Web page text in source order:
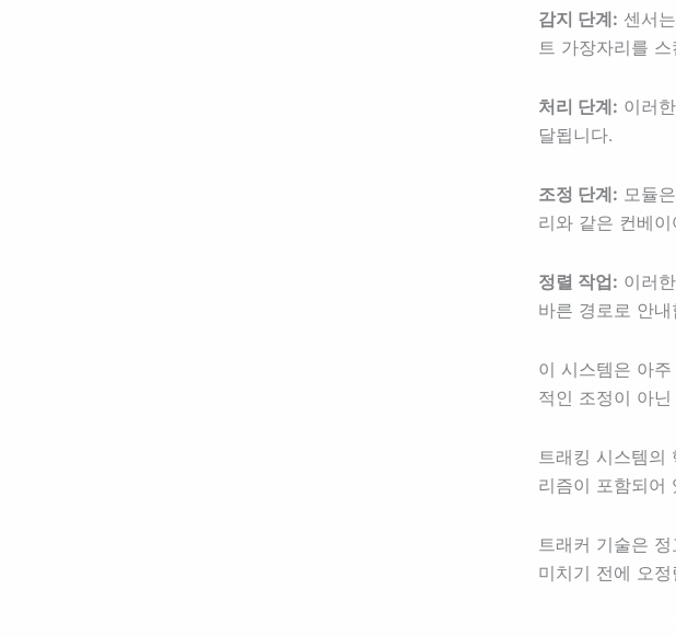
감지 단계: 센서
트 가장자리를
처리 단계: 이러
달됩니다.
조정 단계: 모듈
리와 같은 컨베
정렬 작업: 이러
바른 경로로 안내
이 시스템은 아
적인 조정이 아
트래킹 시스템의
리즘이 포함되어
트래커 기술은
미치기 전에 오